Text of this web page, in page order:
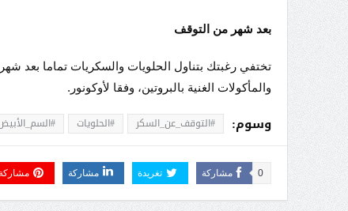
بعد شهر من التوقف
تختفي رغبتك بتناول الحلويات والسكريات تماما بعد
والمأكولات الغنية بالبروتين، وفقا لأوكونور.
وسوم: #التوقف_عن_السكر #الحلويات
مشاركة 0 تغريدة مشاركة